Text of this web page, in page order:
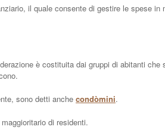
il quale consente di gestire le spese in
è costituita dai gruppi di abitanti che
sono detti anche condòmini.
di residenti.